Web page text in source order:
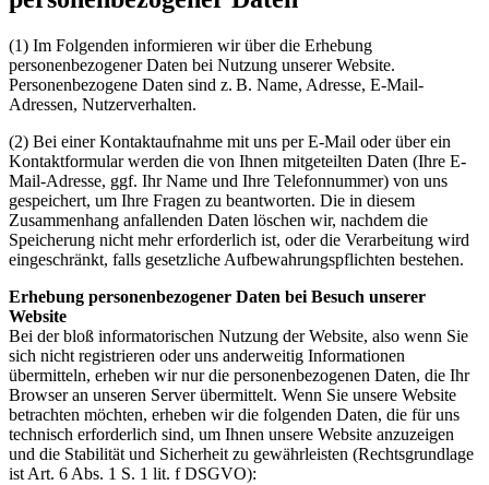
(1) Im Folgenden informieren wir über die Erhebung
personenbezogener Daten bei Nutzung unserer Website.
Personenbezogene Daten sind z. B. Name, Adresse, E-Mail-
Adressen, Nutzerverhalten.
(2) Bei einer Kontaktaufnahme mit uns per E-Mail oder über ein
Kontaktformular werden die von Ihnen mitgeteilten Daten (Ihre E-
Mail-Adresse, ggf. Ihr Name und Ihre Telefonnummer) von uns
gespeichert, um Ihre Fragen zu beantworten. Die in diesem
Zusammenhang anfallenden Daten löschen wir, nachdem die
Speicherung nicht mehr erforderlich ist, oder die Verarbeitung wird
eingeschränkt, falls gesetzliche Aufbewahrungspflichten bestehen.
Erhebung personenbezogener Daten bei Besuch unserer
Website
Bei der bloß informatorischen Nutzung der Website, also wenn Sie
sich nicht registrieren oder uns anderweitig Informationen
übermitteln, erheben wir nur die personenbezogenen Daten, die Ihr
Browser an unseren Server übermittelt. Wenn Sie unsere Website
betrachten möchten, erheben wir die folgenden Daten, die für uns
technisch erforderlich sind, um Ihnen unsere Website anzuzeigen
und die Stabilität und Sicherheit zu gewährleisten (Rechtsgrundlage
ist Art. 6 Abs. 1 S. 1 lit. f DSGVO):